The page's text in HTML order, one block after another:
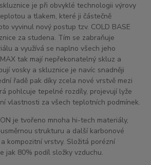
je při obvyklé technologii výrovy
a tlakem, které ji částečně
vyvinul nový postup tzv. COLD BASE
za studena. Tím se zabraňuje
a využívá se naplno všech jeho
tak mají nepřekonatelný skluz a
vosky a skluznice je navíc snadněji
řadě pak díky zcela nové vrstvě mezi
pohlcuje tepelné rozdíly, projevují lyže
vlastnosti za všech teplotních podmínek.
je tvořeno mnoha hi-tech materiály,
strukturu a další karbonové
kompozitní vrstvy. Složitá porézní
jak 80% podíl složky vzduchu.